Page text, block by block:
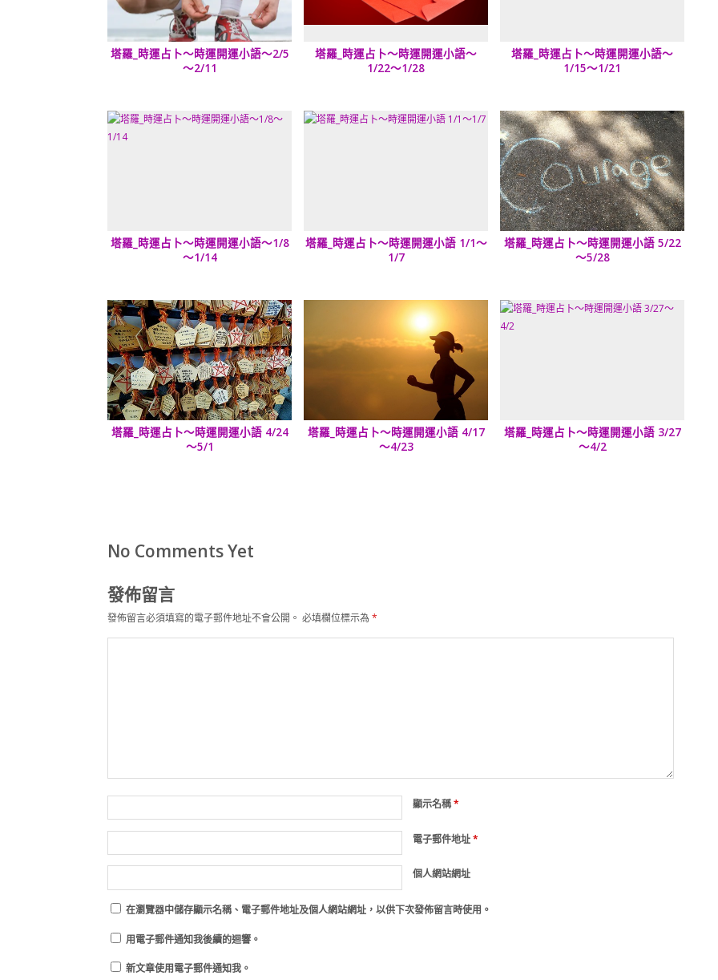
塔羅_時運占卜～時運開運小語～2/5
～2/11
塔羅_時運占卜～時運開運小語～
1/22～1/28
塔羅_時運占卜～時運開運小語～
1/15～1/21
塔羅_時運占卜～時運開運小語～1/8
～1/14
塔羅_時運占卜～時運開運小語 1/1～
1/7
塔羅_時運占卜～時運開運小語 5/22
～5/28
塔羅_時運占卜～時運開運小語 4/24
～5/1
塔羅_時運占卜～時運開運小語 4/17
～4/23
塔羅_時運占卜～時運開運小語 3/27
～4/2
No Comments Yet
發佈留言
發佈留言必須填寫的電子郵件地址不會公開。 必填欄位標示為*
顯示名稱*
電子郵件地址*
個人網站網址
在瀏覽器中儲存顯示名稱、電子郵件地址及個人網站網址，以供下次發佈留言時使用。
用電子郵件通知我後續的迴響。
新文章使用電子郵件通知我。